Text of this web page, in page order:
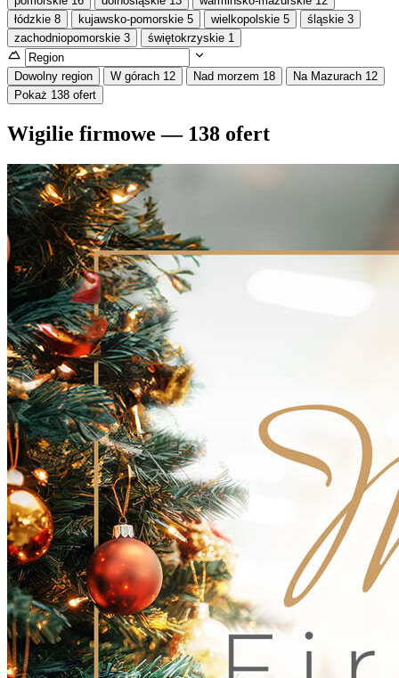
łódzkie 8 kujawsko-pomorskie 5 wielkopolskie 5 śląskie 3
zachodniopomorskie 3 świętokrzyskie 1
Dowolny region W górach 12 Nad morzem 18 Na Mazurach 12
Pokaż 138 ofert
Wigilie firmowe — 138 ofert